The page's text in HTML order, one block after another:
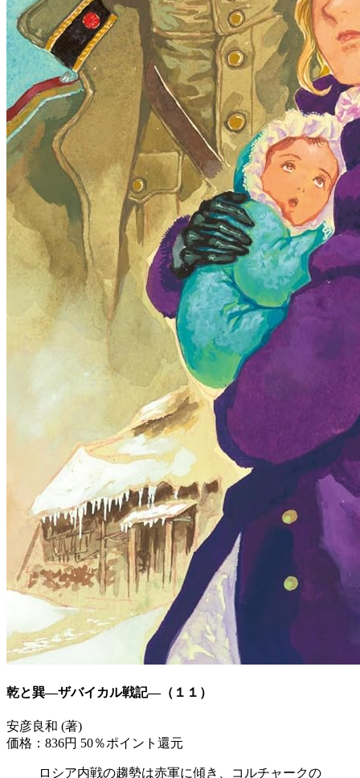
乾と巽―ザバイカル戦記―（１１）
安彦良和 (著)
価格：836円 50％ポイント還元
ロシア内戦の趨勢は赤軍に傾き、コルチャークの